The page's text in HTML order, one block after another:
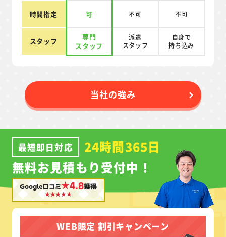
時間指定 可 不可 不可
スタッフ
専門
スタッフ
派遣
スタッフ
自身で
持ち込み
当社の強み
最短即日対応
24時間365日
無料お見積もり受付中！
Google口コミ★4.8獲得
WEB限定 割引キャンペーン